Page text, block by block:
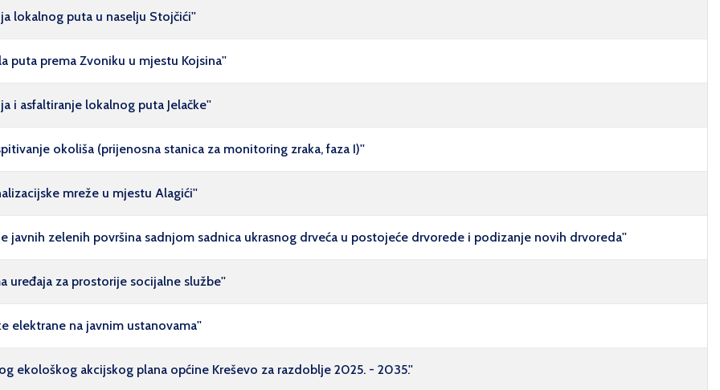
lokalnog puta u naselju Stojčići''
puta prema Zvoniku u mjestu Kojsina''
i asfaltiranje lokalnog puta Jelačke''
okoliša (prijenosna stanica za monitoring zraka, faza I)''
mreže u mjestu Alagići''
zelenih površina sadnjom sadnica ukrasnog drveća u postojeće drvorede i podizanje novih drvoreda''
uređaja za prostorije socijalne službe''
elektrane na javnim ustanovama''
ekološkog akcijskog plana općine Kreševo za razdoblje 2025. - 2035.''